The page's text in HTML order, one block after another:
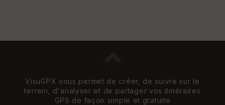
VisuGPX vous permet de créer, de suivre sur le
terrain, d'analyser et de partager vos itinéraires
GPS de façon simple et gratuite